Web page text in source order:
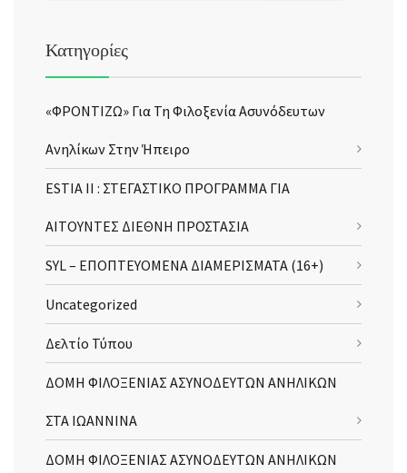
Κατηγορίες
«ΦΡΟΝΤΙΖΩ» Για Τη Φιλοξενία Ασυνόδευτων
Ανηλίκων Στην Ήπειρο
ESTIA II : ΣΤΕΓΑΣΤΙΚΟ ΠΡΟΓΡΑΜΜΑ ΓΙΑ
ΑΙΤΟΥΝΤΕΣ ΔΙΕΘΝΗ ΠΡΟΣΤΑΣΙΑ
SYL – ΕΠΟΠΤΕΥΟΜΕΝΑ ΔΙΑΜΕΡΙΣΜΑΤΑ (16+)
Uncategorized
Δελτίο Τύπου
ΔΟΜΗ ΦΙΛΟΞΕΝΙΑΣ ΑΣΥΝΟΔΕΥΤΩΝ ΑΝΗΛΙΚΩΝ
ΣΤΑ ΙΩΑΝΝΙΝΑ
ΔΟΜΗ ΦΙΛΟΞΕΝΙΑΣ ΑΣΥΝΟΔΕΥΤΩΝ ΑΝΗΛΙΚΩΝ